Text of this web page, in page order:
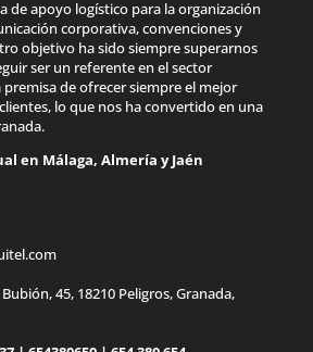
de apoyo logístico para la organización
corporativa, convenciones y
objetivo ha sido siempre superarnos
ser un referente en el sector
de ofrecer siempre el mejor
lo que nos ha convertido en una
en Málaga, Almería yJaén
45, 18210 Peligros, Granada,